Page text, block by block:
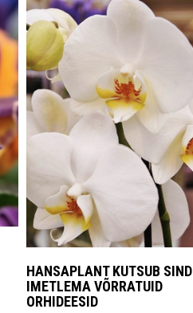
HANSAPLANT KUTSUB SIND
IMETLEMA VÕRRATUID
ORHIDEESID